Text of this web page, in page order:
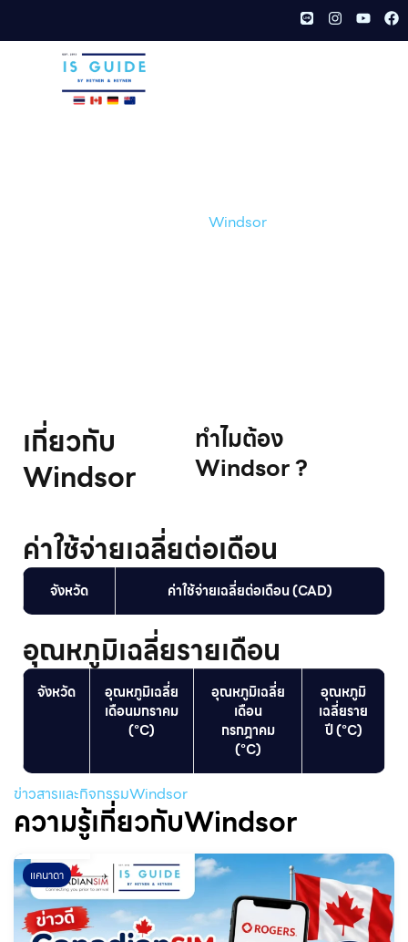
เมือง /Windsor
เกี่ยวกับ
Windsor
ทําไมต้อง
Windsor ?
ค่าใช้จ่ายเฉลี่ยต่อเดือน
จังหวัด ค่าใช้จ่ายเฉลี่ยต่อเดือน (CAD)
อุณหภูมิเฉลี่ยรายเดือน
จังหวัด
อุณหภูมิเฉลี่ย
เดือนมกราคม
(°C)
อุณหภูมิเฉลี่ย
เดือน
กรกฎาคม
(°C)
อุณหภูมิ
เฉลี่ยราย
ปี (°C)
ข่าวสารและกิจกรรมWindsor
ความรู้เกี่ยวกับWindsor
แคนาดา